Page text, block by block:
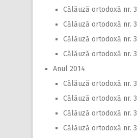
Călăuză ortodoxă nr.
Călăuză ortodoxă nr.
Călăuză ortodoxă nr.
Călăuză ortodoxă nr.
Anul 2014
Călăuză ortodoxă nr.
Călăuză ortodoxă nr.
Călăuză ortodoxă nr.
Călăuză ortodoxă nr.